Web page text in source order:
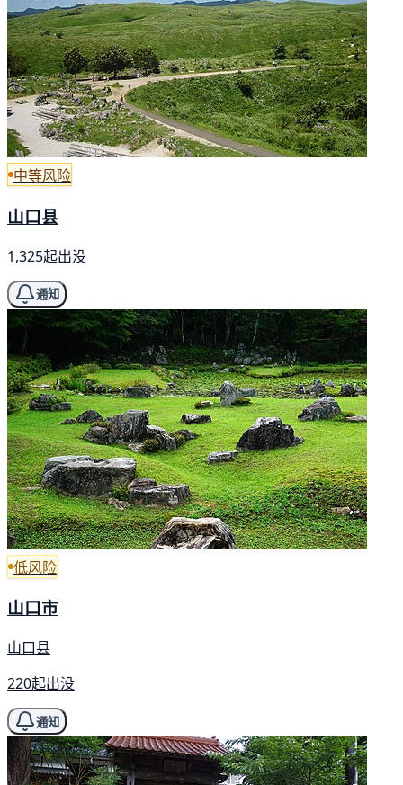
中等风险
山口县
1,325起出没
通知
低风险
山口市
山口县
220起出没
通知